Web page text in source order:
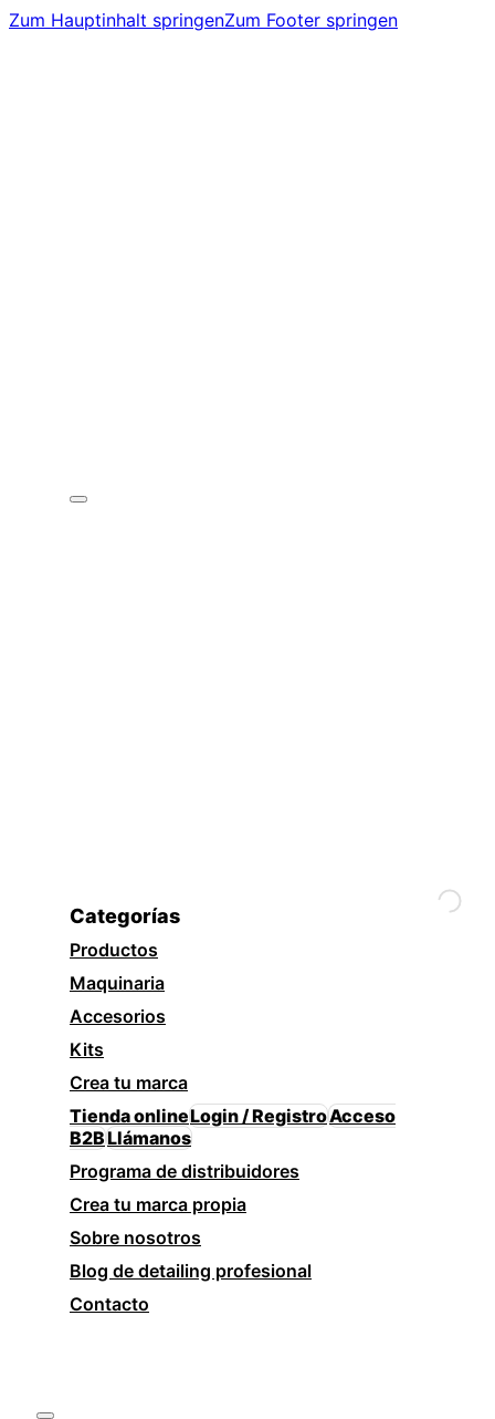
Zum Hauptinhalt springenZum Footer springen
Categorías
Productos
Maquinaria
Accesorios
Kits
Crea tu marca
Tienda onlineLogin / RegistroAcceso
B2BLlámanos
Programa de distribuidores
Crea tu marca propia
Sobre nosotros
Blog de detailing profesional
Contacto